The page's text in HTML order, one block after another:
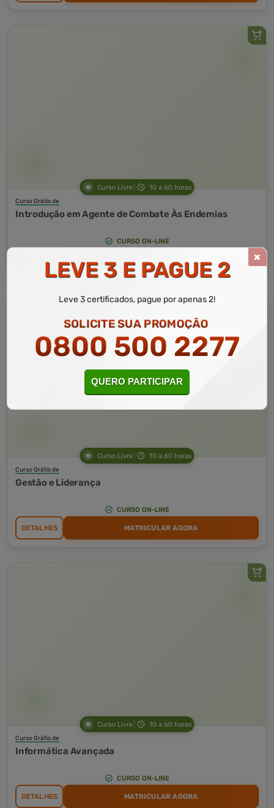
Curso Livre 10 a 60 horas
Curso Grátis de
Introdução em Agente de Combate Às Endemias
CURSO ON-LINE
Curso Livre 10 a 60 horas
Curso Grátis de
Gestão e Liderança
CURSO ON-LINE
DETALHES MATRICULAR AGORA
Curso Livre 10 a 60 horas
Curso Grátis de
Informática Avançada
CURSO ON-LINE
DETALHES MATRICULAR AGORA
LEVE 3 E PAGUE 2
Leve 3 certificados, pague por apenas 2!
SOLICITE SUA PROMOÇÃO
0800 500 2277
QUERO PARTICIPAR